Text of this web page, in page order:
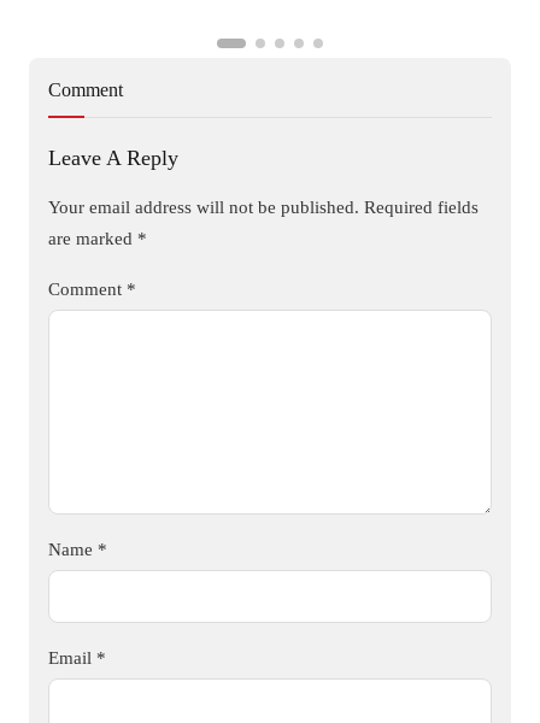
Comment
Leave A Reply
Your email address will not be published. Required fields
are marked *
Comment *
Name *
Email *